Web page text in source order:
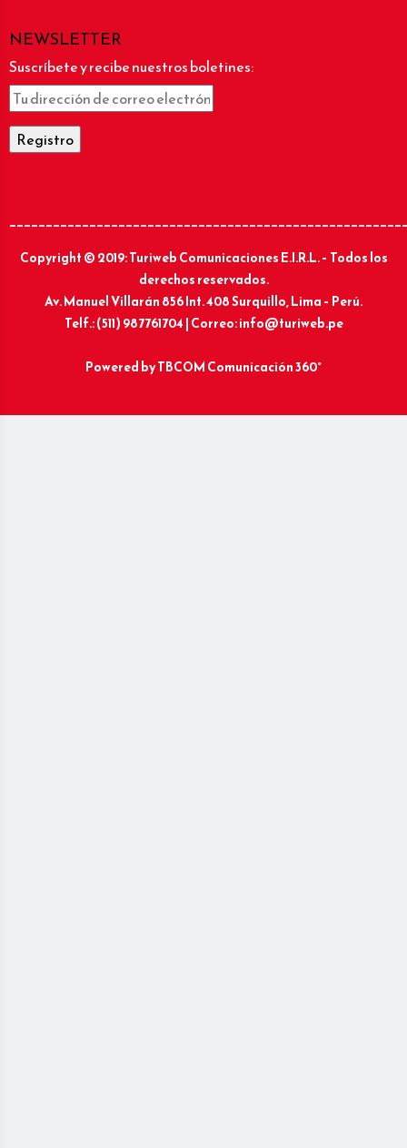
NEWSLETTER
Suscríbete y recibe nuestros boletines:
Copyright © 2019: Turiweb Comunicaciones E.I.R.L. – Todos los
derechos reservados.
Av. Manuel Villarán 856 Int. 408 Surquillo, Lima – Perú.
Telf.: (511) 987761704 | Correo: info@turiweb.pe
Powered byTBCOM Comunicación 360°